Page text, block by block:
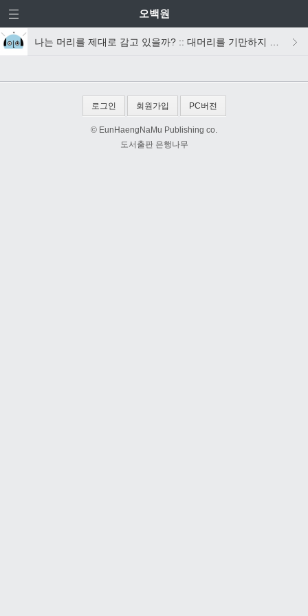
오백원
나는 머리를 제대로 감고 있을까? :: 대머리를 기만하지 마라
로그인 회원가입 PC버전
© EunHaengNaMu Publishing co.
도서출판 은행나무